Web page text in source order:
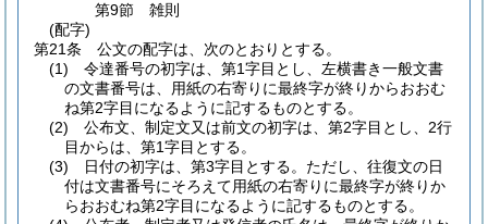
第9節
雑則
(配字)
第21条
公文の配字は、次のとおりとする。
(1)
令達番号の初字は、第1字目とし、左横書き一般文書
の文書番号は、用紙の右寄りに最終字が終りからおおむ
ね第2字目になるように記するものとする。
(2)
公布文、制定文又は前文の初字は、第2字目とし、2行
目からは、第1字目とする。
(3)
日付の初字は、第3字目とする。 ただし、往復文の日
付は文書番号にそろえて用紙の右寄りに最終字が終りか
らおおむね第2字目になるように記するものとする。